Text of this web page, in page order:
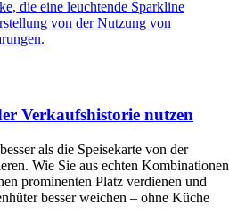
Verkaufshistorie nutzen
als die Speisekarte von der
Wie Sie aus echten Kombinationen
prominenten Platz verdienen und
besser weichen – ohne Küche